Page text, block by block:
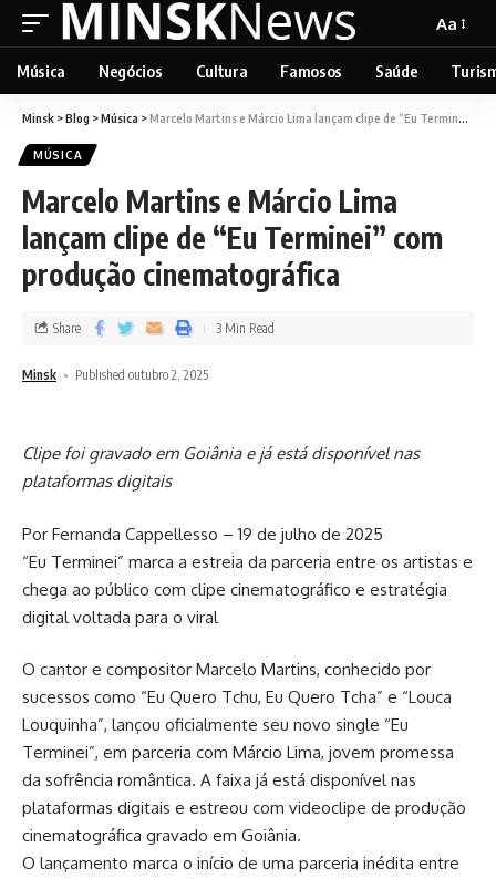
Aa
Música Negócios Cultura Famosos Saúde
Minsk >Blog >Música >Marcelo Martins e Márcio Lima lançam clipe de “Eu Terminei” com produção cinematográfica
MÚSICA
Marcelo Martins e Márcio Lima
lançam clipe de “Eu Terminei” com
produção cinematográfica
Minsk Published outubro 2, 2025
Share 3 Min Read
Clipe foi gravado em Goiânia e já está disponível nas
plataformas digitais
Por Fernanda Cappellesso – 19 de julho de 2025
“Eu Terminei” marca a estreia da parceria entre os artistas e
chega ao público com clipe cinematográfico e estratégia
digital voltada para o viral
O cantor e compositor Marcelo Martins, conhecido por
sucessos como “Eu Quero Tchu, Eu Quero Tcha” e “Louca
Louquinha”, lançou oficialmente seu novo single “Eu
Terminei”, em parceria com Márcio Lima, jovem promessa
da sofrência romântica. A faixa já está disponível nas
plataformas digitais e estreou com videoclipe de produção
cinematográfica gravado em Goiânia.
O lançamento marca o início de uma parceria inédita entre